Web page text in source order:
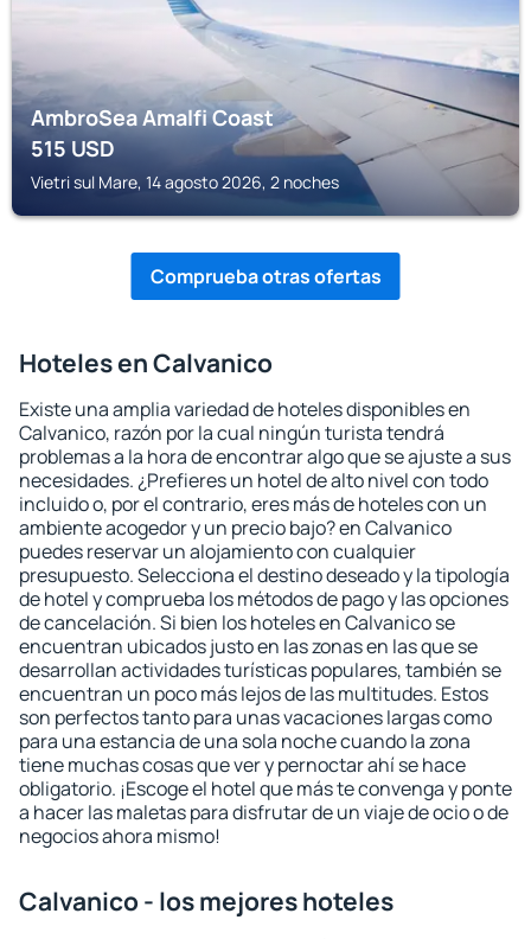
AmbroSea Amalfi Coast
515USD
Vietri sul Mare, 14 agosto 2026, 2 noches
Comprueba otras ofertas
Hoteles en Calvanico
Existe una amplia variedad de hoteles disponibles en
Calvanico, razón por la cual ningún turista tendrá
problemas a la hora de encontrar algo que se ajuste a sus
necesidades. ¿Prefieres un hotel de alto nivel con todo
incluido o, por el contrario, eres más de hoteles con un
ambiente acogedor y un precio bajo? en Calvanico
puedes reservar un alojamiento con cualquier
presupuesto. Selecciona el destino deseado y la tipología
de hotel y comprueba los métodos de pago y las opciones
de cancelación. Si bien los hoteles en Calvanico se
encuentran ubicados justo en las zonas en las que se
desarrollan actividades turísticas populares, también se
encuentran un poco más lejos de las multitudes. Estos
son perfectos tanto para unas vacaciones largas como
para una estancia de una sola noche cuando la zona
tiene muchas cosas que ver y pernoctar ahí se hace
obligatorio. ¡Escoge el hotel que más te convenga y ponte
a hacer las maletas para disfrutar de un viaje de ocio o de
negocios ahora mismo!
Calvanico - los mejores hoteles